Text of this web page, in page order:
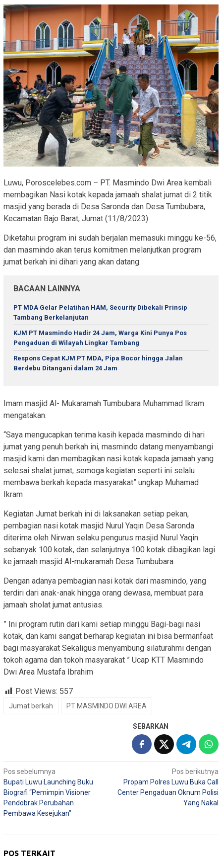
Luwu, Poroscelebes.com – PT. Masmindo Dwi Area kembali
membagikan Nasi kotak kepada jamaah shalat jumat di 2 titik
masjid yang berada di Desa Saronda dan Desa Tumbubara,
Kecamatan Bajo Barat, Jumat (11/8/2023)
Diketahui program ini sudah berjalan memasuki minggu ke-56,
dan masmindo akan terus komitmen melanjutkan program
jumat berkah ini dihari yang akan datang.
BACAAN LAINNYA
PT MDA Gelar Pelatihan HAM, Security Dibekali Prinsip
Tambang Berkelanjutan
KJM PT Masmindo Hadir 24 Jam, Warga Kini Punya Pos
Pengaduan di Wilayah Lingkar Tambang
Respons Cepat KJM PT MDA, Pipa Bocor hingga Jalan
Berdebu Ditangani dalam 24 Jam
Imam masjid Al- Mukaramah Tumbubara Muhammad Ikram
mengatakan.
“Saya mengucapkan terima kasih kepada masmindo di hari
jumat yang penuh berkah ini, masmindo datang menyambangi
masjid kami dan membagikan nasi kotak kepada jamaah yang
selesai shalat jumat, semoga kegiatan seperti ini selalu
membawa berkah kepada masyarakat” ungkap Muhamad
Ikram
Kegiatan Jumat berkah ini di laksanakan setiap pekan,
pembagian nasi kotak masjid Nurul Yaqin Desa Saronda
diterima oleh Nirwan selaku pengurus masjid Nurul Yaqin
sebanyak 100 kotak, dan selanjutnya 100 kotak dibagikan lagi
ke jamaah masjid Al-mukaramah Desa Tumbubara.
Dengan adanya pembagian nasi kotak dari masmindo, yang
terdiri dari anak-anak hingga orang dewasa, membuat para
jamaah sholat jumat antusias.
” Ini program rutin dari kami setiap minggu Bagi-bagi nasi
kotak, dan kami sangat berharap kegiatan ini bisa bermanfaat
bagi masyarakat Sekaligus menyambung silaturahmi dengan
tokoh agama dan tokoh masyarakat ” Ucap KTT Masmindo
Dwi Area Mustafa Ibrahim
Post Views: 557
Jumat berkah PT MASMINDO DWI AREA
SEBARKAN
Navigasi
pos
Pos sebelumnya
Bupati Luwu Launching Buku
Biografi “Pemimpin Visioner
Pendobrak Perubahan
Pembawa Kesejukan”
Pos berikutnya
Propam Polres Luwu Buka Call
Center Pengaduan Oknum Polisi
Yang Nakal
POS TERKAIT